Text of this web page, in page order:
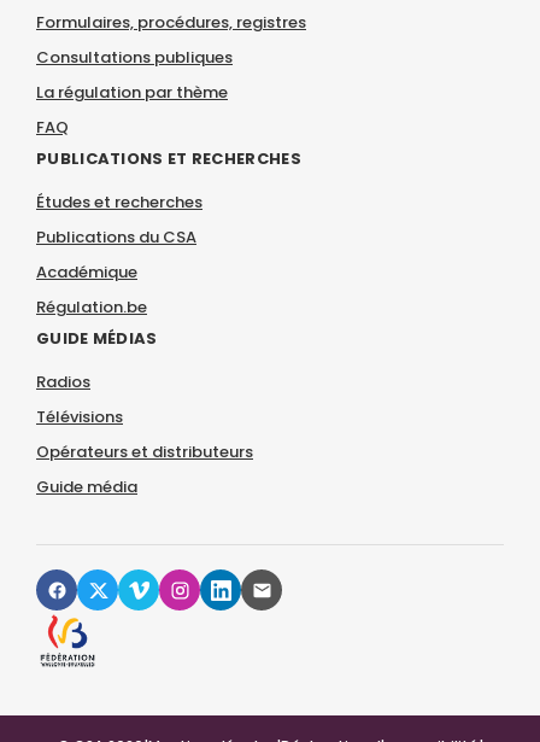
Formulaires, procédures, registres
Consultations publiques
La régulation par thème
FAQ
PUBLICATIONS ET RECHERCHES
Études et recherches
Publications du CSA
Académique
Régulation.be
GUIDE MÉDIAS
Radios
Télévisions
Opérateurs et distributeurs
Guide média